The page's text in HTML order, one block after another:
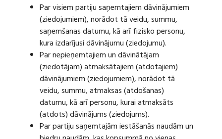
Par visiem partiju saņemtajiem dāvinājumiem
(ziedojumiem), norādot tā veidu, summu,
saņemšanas datumu, kā arī fizisko personu,
kura izdarījusi dāvinājumu (ziedojumu).
Par nepieņemtajiem un dāvinātājam
(ziedotājam) atmaksātajiem (atdotajiem)
dāvinājumiem (ziedojumiem), norādot tā
veidu, summu, atmaksas (atdošanas)
datumu, kā arī personu, kurai atmaksāts
(atdots) dāvinājums (ziedojums).
Par partiju saņemtajām iestāšanās naudām un